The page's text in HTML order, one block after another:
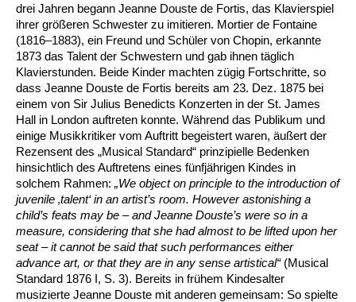
drei Jahren begann Jeanne Douste de Fortis, das Klavierspiel
ihrer größeren Schwester zu imitieren. Mortier de Fontaine
(1816–1883), ein Freund und Schüler von Chopin, erkannte
1873 das Talent der Schwestern und gab ihnen täglich
Klavierstunden. Beide Kinder machten zügig Fortschritte, so
dass Jeanne Douste de Fortis bereits am 23. Dez. 1875 bei
einem von Sir Julius Benedicts Konzerten in der St. James
Hall in London auftreten konnte. Während das Publikum und
einige Musikkritiker vom Auftritt begeistert waren, äußert der
Rezensent des „Musical Standard“ prinzipielle Bedenken
hinsichtlich des Auftretens eines fünfjährigen Kindes in
solchem Rahmen: „We object on principle to the introduction of
juvenile ‚talent‘ in an artist’s room. However astonishing a
child’s feats may be – and Jeanne Douste’s were so in a
measure, considering that she had almost to be lifted upon her
seat – it cannot be said that such performances either
advance art, or that they are in any sense artistical“ (Musical
Standard 1876 I, S. 3). Bereits in frühem Kindesalter
musizierte Jeanne Douste mit anderen gemeinsam: So spielte